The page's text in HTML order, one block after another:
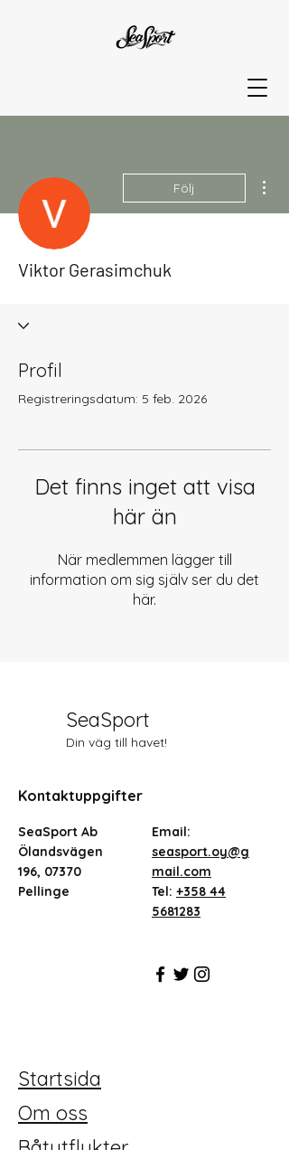
Följ
Viktor Gerasimchuk
Profil
Registreringsdatum: 5 feb. 2026
Det finns inget att visa
här än
När medlemmen lägger till
information om sig själv ser du det
här.
SeaSport
Din väg till havet!
Kontaktuppgifter
SeaSport Ab
Ölandsvägen
196, 07370
Pellinge
Email:
seasport.oy@g
mail.com
Tel: +358 44
5681283
Startsida
Om oss